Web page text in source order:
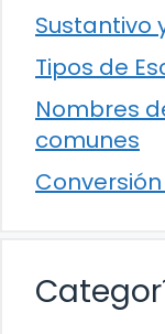
Sustantivo
Tipos de
Nombres
comunes